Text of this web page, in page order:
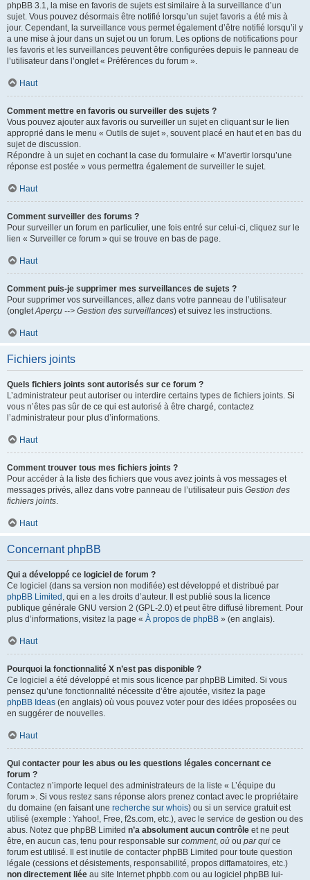
phpBB 3.1, la mise en favoris de sujets est similaire à la surveillance d’un
sujet. Vous pouvez désormais être notifié lorsqu’un sujet favoris a été mis à
jour. Cependant, la surveillance vous permet également d’être notifié lorsqu’il y
a une mise à jour dans un sujet ou un forum. Les options de notifications pour
les favoris et les surveillances peuvent être configurées depuis le panneau de
l’utilisateur dans l’onglet « Préférences du forum ».
Haut
Comment mettre en favoris ou surveiller des sujets ?
Vous pouvez ajouter aux favoris ou surveiller un sujet en cliquant sur le lien
approprié dans le menu « Outils de sujet », souvent placé en haut et en bas du
sujet de discussion.
Répondre à un sujet en cochant la case du formulaire « M’avertir lorsqu’une
réponse est postée » vous permettra également de surveiller le sujet.
Haut
Comment surveiller des forums ?
Pour surveiller un forum en particulier, une fois entré sur celui-ci, cliquez sur le
lien « Surveiller ce forum » qui se trouve en bas de page.
Haut
Comment puis-je supprimer mes surveillances de sujets ?
Pour supprimer vos surveillances, allez dans votre panneau de l’utilisateur
(ongletAperçu --> Gestion des surveillances) et suivez les instructions.
Haut
Fichiers joints
Quels fichiers joints sont autorisés sur ce forum ?
L’administrateur peut autoriser ou interdire certains types de fichiers joints. Si
vous n’êtes pas sûr de ce qui est autorisé à être chargé, contactez
l’administrateur pour plus d’informations.
Haut
Comment trouver tous mes fichiers joints ?
Pour accéder à la liste des fichiers que vous avez joints à vos messages et
messages privés, allez dans votre panneau de l’utilisateur puis Gestion des
fichiers joints.
Haut
Concernant phpBB
Qui a développé ce logiciel de forum ?
Ce logiciel (dans sa version non modifiée) est développé et distribué par
phpBB Limited , qui en a les droits d’auteur. Il est publié sous la licence
publique générale GNU version 2 (GPL-2.0) et peut être diffusé librement. Pour
plus d’informations, visitez la page « À propos de phpBB » (en anglais).
Haut
Pourquoi la fonctionnalité X n’est pas disponible ?
Ce logiciel a été développé et mis sous licence par phpBB Limited. Si vous
pensez qu’une fonctionnalité nécessite d’être ajoutée, visitez la page
phpBB Ideas (en anglais) où vous pouvez voter pour des idées proposées ou
en suggérer de nouvelles.
Haut
Qui contacter pour les abus ou les questions légales concernant ce
forum ?
Contactez n’importe lequel des administrateurs de la liste « L’équipe du
forum ». Si vous restez sans réponse alors prenez contact avec le propriétaire
du domaine (en faisant une recherche sur whois) ou si un service gratuit est
utilisé (exemple : Yahoo!, Free, f2s.com, etc.), avec le service de gestion ou des
abus. Notez que phpBB Limited n’a absolument aucun contrôle et ne peut
être, en aucun cas, tenu pour responsable sur comment, où ou par qui ce
forum est utilisé. Il est inutile de contacter phpBB Limited pour toute question
légale (cessions et désistements, responsabilité, propos diffamatoires, etc.)
non directement liée au site Internet phpbb.com ou au logiciel phpBB lui-